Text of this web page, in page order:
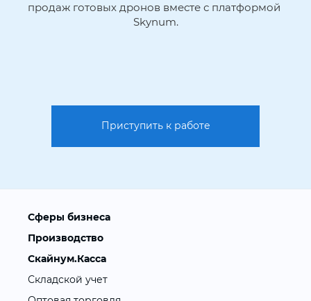
продаж готовых дронов вместе с платформой
Skynum.
Приступить к работе
Сферы бизнеса
Производство
Скайнум.Касса
Складской учет